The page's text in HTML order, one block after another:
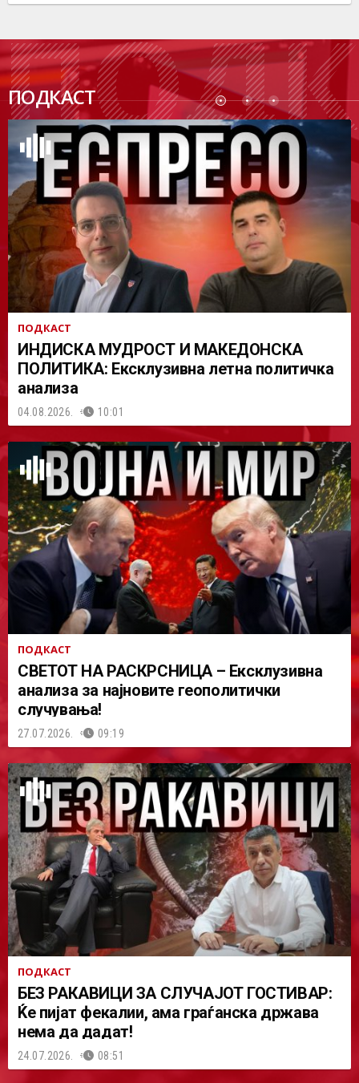
ПОДКАСТ
ПОДК
АСТ
ПОДКАСТ
ИНДИСКА МУДРОСТ И МАКЕДОНСКА
ПОЛИТИКА: Ексклузивна летна политичка
анализа
04.08.2026. 10:01
ПОДКАСТ
СВЕТОТ НА РАСКРСНИЦА – Ексклузивна
анализа за најновите геополитички
случувања!
27.07.2026. 09:19
ПОДКАСТ
БЕЗ РАКАВИЦИ ЗА СЛУЧАЈОТ ГОСТИВАР:
Ќе пијат фекалии, ама граѓанска држава
нема да дадат!
24.07.2026. 08:51